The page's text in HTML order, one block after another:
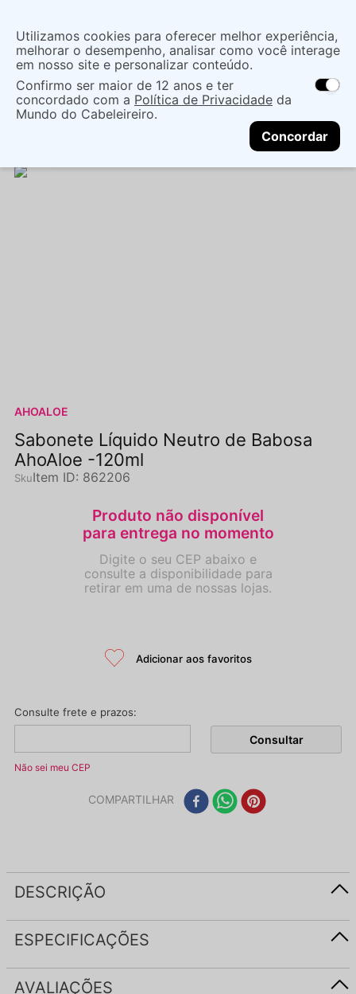
localização
As ofertas e opções de entrega variam de
acordo com a região.Não sei meu CEP
CONTINUAR
O que você procura?
Cuidados com o Corpo Sabonete
Liquido
SABONETE LÍQUIDO NEUTRO DE BABOSA
AHOALOE
Sabonete Líquido Neutro de Babosa
AhoAloe -120ml
Item ID: 862206
Não sei meu CEP
COMPARTILHAR
DESCRIÇÃO
ESPECIFICAÇÕES
AVALIAÇÕES
Utilizamos cookies para oferecer melhor experiência,
melhorar o desempenho, analisar como você interage
em nosso site e personalizar conteúdo.
Confirmo ser maior de 12 anos e ter
concordado com a Política de Privacidade da
Mundo do Cabeleireiro.
Concordar